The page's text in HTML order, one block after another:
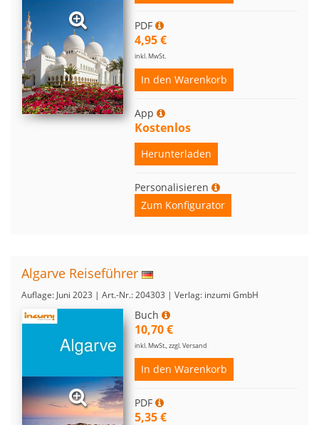
PDF
4,95 €
inkl. MwSt.
In den Warenkorb
App
Kostenlos
Herunterladen
Personalisieren
Zum Konfigurator
Algarve Reiseführer
Auflage: Juni 2023 | Art.-Nr.: 204303 | Verlag: inzumi GmbH
Buch
10,70 €
inkl. MwSt., zzgl. Versand
In den Warenkorb
PDF
5,35 €